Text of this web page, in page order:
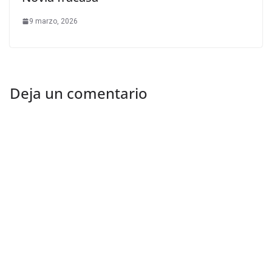
9 marzo, 2026
Deja un comentario